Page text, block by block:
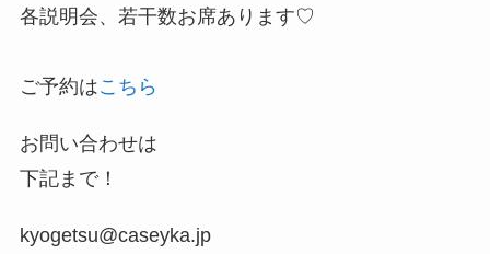
各説明会、若干数お席あります♡
ご予約はこちら
お問い合わせは
下記まで！
kyogetsu@caseyka.jp